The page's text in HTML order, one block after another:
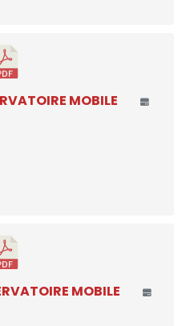
MOBILE
MOBILE